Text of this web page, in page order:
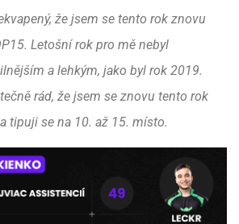
že jsem se tento rok znovu
Letošní rok pro mě nebyl
a lehkým, jako byl rok 2019.
rád, že jsem se znovu tento rok
tipuji se na 10. až 15. místo.